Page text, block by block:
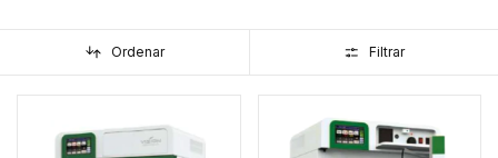
Ordenar Filtrar